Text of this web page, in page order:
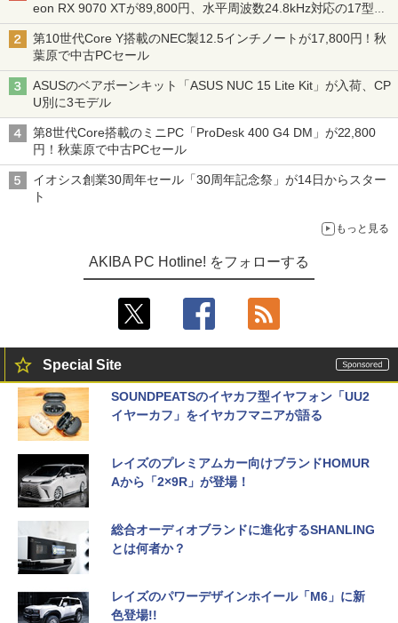
eon RX 9070 XTが89,800円、水平周波数24.8kHz対応の17型モ
ニターが9,801円、暑さ指数連動セール ほか
第10世代Core Y搭載のNEC製12.5インチノートが17,800円！秋
葉原で中古PCセール
ASUSのベアボーンキット「ASUS NUC 15 Lite Kit」が入荷、CP
U別に3モデル
第8世代Core搭載のミニPC「ProDesk 400 G4 DM」が22,800
円！秋葉原で中古PCセール
イオシス創業30周年セール「30周年記念祭」が14日からスター
ト
もっと見る
AKIBA PC Hotline! をフォローする
Special Site
SOUNDPEATSのイヤカフ型イヤフォン「UU2
イヤーカフ」をイヤカフマニアが語る
レイズのプレミアムカー向けブランドHOMUR
Aから「2×9R」が登場！
総合オーディオブランドに進化するSHANLING
とは何者か？
レイズのパワーデザインホイール「M6」に新
色登場!!